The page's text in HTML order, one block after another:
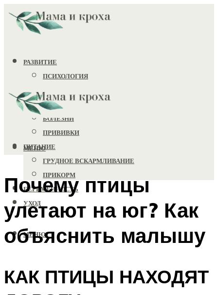
РАЗВИТИЕ
ПСИХОЛОГИЯ
ИГРУШКИ
ЗДОРОВЬЕ
БОЛЕЗНИ
ПРИВИВКИ
ПИТАНИЕ
ГРУДНОЕ ВСКАРМЛИВАНИЕ
ПРИКОРМ
БЕРЕМЕННОСТЬ
УХОД
МЕНЮ
МЕНЮ
Почему птицы
улетают на юг? Как
объяснить малышу
КАК ПТИЦЫ НАХОДЯТ